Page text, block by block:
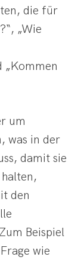
die für
„Wie
„Kommen
um
was in der
damit sie
den
Beispiel
wie